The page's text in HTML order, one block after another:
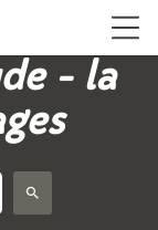
- la
search